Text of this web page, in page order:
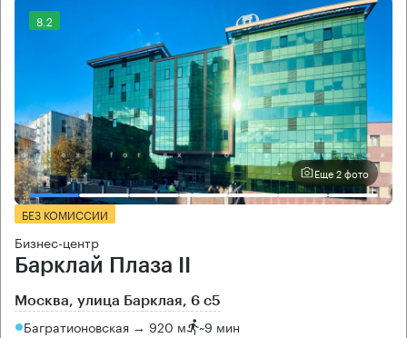
8.2
Еще 2 фото
БЕЗ КОМИССИИ
Бизнес-центр
Барклай Плаза II
Москва, улица Барклая, 6 с5
Багратионовская → 920 м ~9 мин